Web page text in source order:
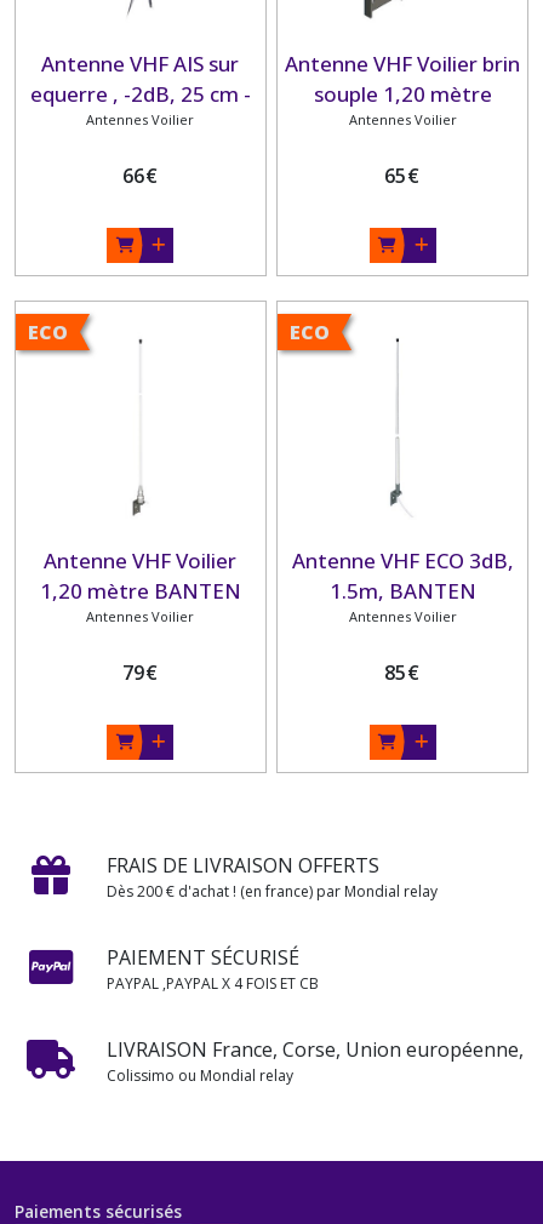
Antenne VHF AIS sur
equerre , -2dB, 25 cm -
BANTEN
Antennes Voilier
66€
Antenne VHF Voilier brin
souple 1,20 mètre
BANTEN
Antennes Voilier
65€
ECO
Antenne VHF Voilier
1,20 mètre BANTEN
Antennes Voilier
79€
ECO
Antenne VHF ECO 3dB,
1.5m, BANTEN
Antennes Voilier
85€
FRAIS DE LIVRAISON OFFERTS
Dès 200 € d'achat ! (en france) par Mondial relay
PAIEMENT SÉCURISÉ
PAYPAL ,PAYPAL X 4 FOIS ET CB
LIVRAISON France, Corse, Union européenne,
Colissimo ou Mondial relay
Paiements sécurisés